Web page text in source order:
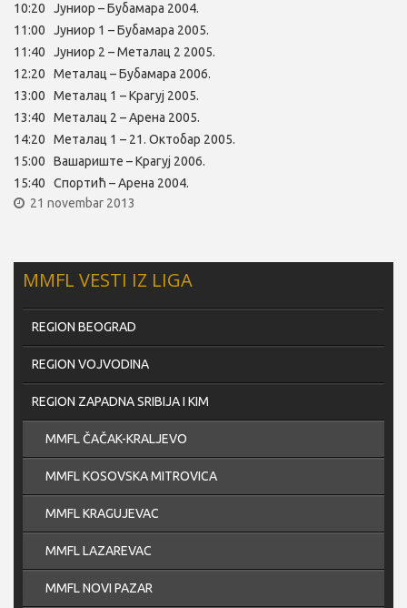
10:20 Јуниор – Бубамара 2004.
11:00 Јуниор 1 – Бубамара 2005.
11:40 Јуниор 2 – Металац 2 2005.
12:20 Металац – Бубамара 2006.
13:00 Металац 1 – Крагуј 2005.
13:40 Металац 2 – Арена 2005.
14:20 Металац 1 – 21. Октобар 2005.
15:00 Вашариште – Крагуј 2006.
15:40 Спортић – Арена 2004.
21 novembar 2013
MMFL VESTI IZ LIGA
REGION BEOGRAD
REGION VOJVODINA
REGION ZAPADNA SRIBIJA I KIM
MMFL ČAČAK-KRALJEVO
MMFL KOSOVSKA MITROVICA
MMFL KRAGUJEVAC
MMFL LAZAREVAC
MMFL NOVI PAZAR